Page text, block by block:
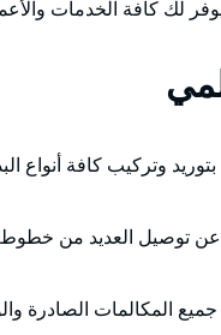
لك كافة الخدمات
وتركيب كافة أنواع
توصيل العديد من خطوط
المكالمات الصادرة